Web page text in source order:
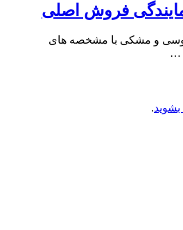
فروش اصلی
طوسی و مشکی با مشخصه های
بشوید.